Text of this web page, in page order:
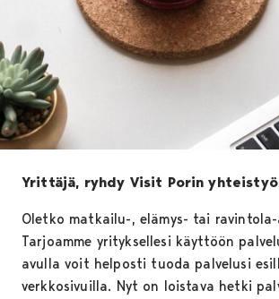
Yrittäjä, ryhdy Visit Porin
Oletko matkailu-, elämys- tai
Tarjoamme yrityksellesi käyttöön
avulla voit helposti tuoda palvelusi
verkkosivuilla. Nyt on loistava hetki